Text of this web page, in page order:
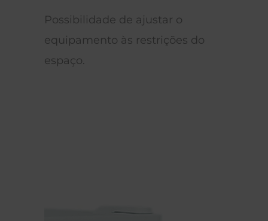
Possibilidade de ajustar o
equipamento às restrições do
espaço.